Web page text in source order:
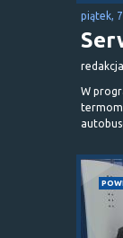
piątek,
W